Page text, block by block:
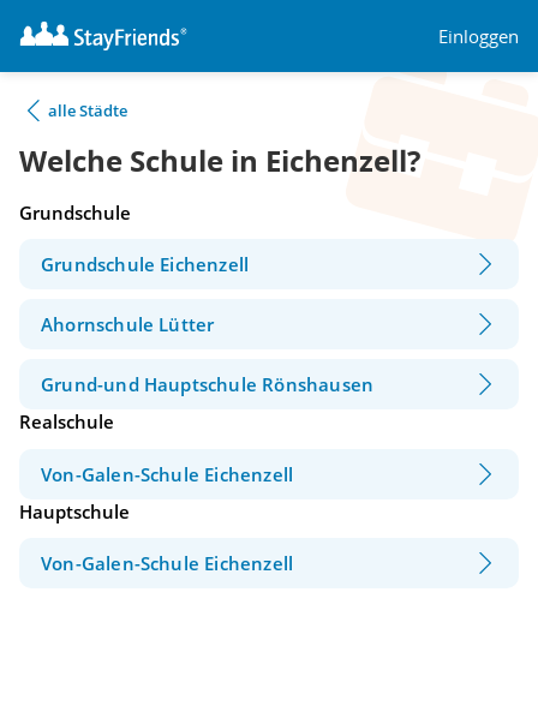
Einloggen
alle Städte
Welche Schule in Eichenzell?
Grundschule
Grundschule Eichenzell
Ahornschule Lütter
Grund-und Hauptschule Rönshausen
Realschule
Von-Galen-Schule Eichenzell
Hauptschule
Von-Galen-Schule Eichenzell